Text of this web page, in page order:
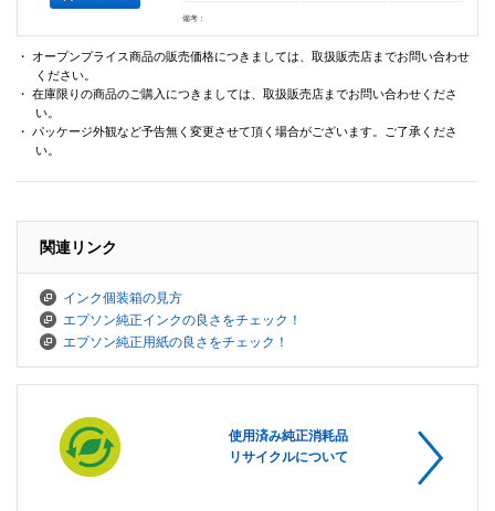
備考：
・ オープンプライス商品の販売価格につきましては、取扱販売店までお問い合わせ
ください。
・ 在庫限りの商品のご購入につきましては、取扱販売店までお問い合わせくださ
い。
・ パッケージ外観など予告無く変更させて頂く場合がございます。ご了承くださ
い。
関連リンク
インク個装箱の見方
エプソン純正インクの良さをチェック！
エプソン純正用紙の良さをチェック！
使用済み純正消耗品
リサイクルについて